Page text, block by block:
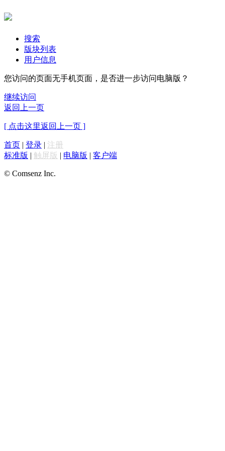
搜索
版块列表
用户信息
您访问的页面无手机页面，是否进一步访问电脑版？
继续访问
返回上一页
[ 点击这里返回上一页 ]
首页 | 登录 | 注册
标准版 | 触屏版 | 电脑版 | 客户端
© Comsenz Inc.